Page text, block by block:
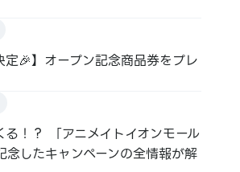
定🎉】オープン記念商品券をプレ
！？ 「アニメイトイオンモール
念したキャンペーンの全情報が解